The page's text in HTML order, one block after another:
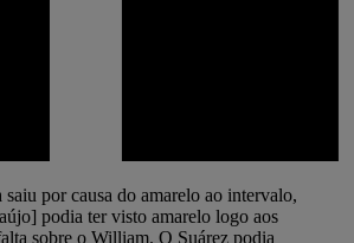
por causa do amarelo ao intervalo,
podia ter visto amarelo logo aos
sobre o William. O Suárez podia